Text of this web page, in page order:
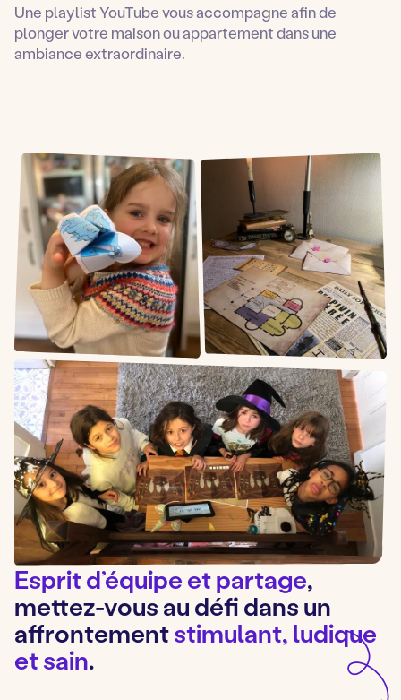
Une playlist YouTube vous accompagne afin de
plonger votre maison ou appartement dans une
ambiance extraordinaire.
Esprit d’équipe et partage,
mettez-vous au défi dans un
affrontementstimulant, ludique
et sain.